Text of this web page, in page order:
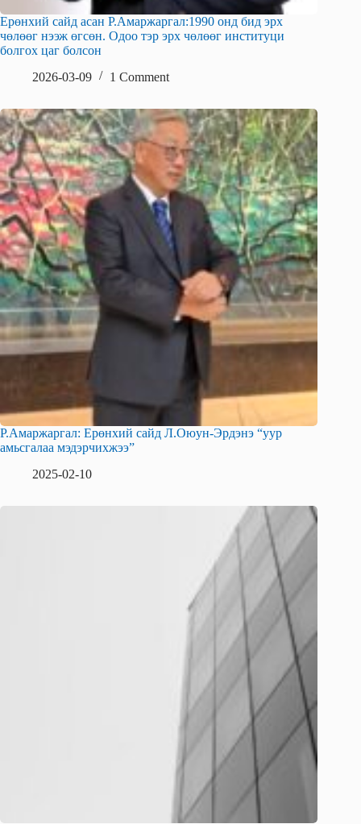
Ерөнхий сайд асан Р.Амаржаргал:1990 онд бид эрх
чөлөөг нээж өгсөн. Одоо тэр эрх чөлөөг институци
болгох цаг болсон
2026-03-09
1 Comment
Р.Амаржаргал: Ерөнхий сайд Л.Оюун-Эрдэнэ “уур
амьсгалаа мэдэрчихжээ”
2025-02-10